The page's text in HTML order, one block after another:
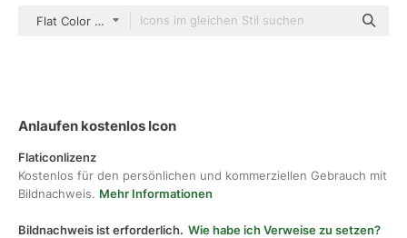
Flat Color Circular
Anlaufen kostenlos Icon
Flaticonlizenz
Kostenlos für den persönlichen und kommerziellen Gebrauch mit
Bildnachweis. Mehr Informationen
Bildnachweis ist erforderlich. Wie habe ich Verweise zu setzen?